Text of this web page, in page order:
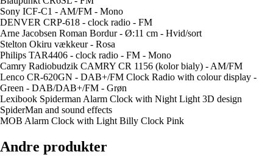
Sony ICF-C1 - AM/FM - Mono
DENVER CRP-618 - clock radio - FM
Arne Jacobsen Roman Bordur - Ø:11 cm - Hvid/sort
Stelton Okiru vækkeur - Rosa
Philips TAR4406 - clock radio - FM - Mono
Camry Radiobudzik CAMRY CR 1156 (kolor bialy) - AM/FM
Lenco CR-620GN - DAB+/FM Clock Radio with colour display -
Green - DAB/DAB+/FM - Grøn
Lexibook Spiderman Alarm Clock with Night Light 3D design
SpiderMan and sound effects
MOB Alarm Clock with Light Billy Clock Pink
Andre produkter